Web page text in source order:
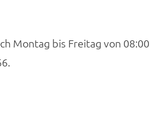
Montag bis Freitag von